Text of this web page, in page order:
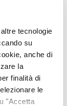
tecnologie
su
anche di
la
finalità di
le
"Accetta
sul